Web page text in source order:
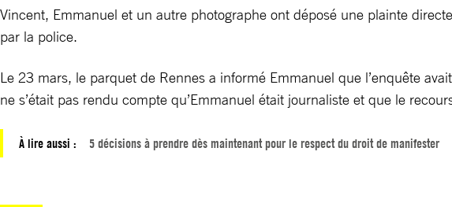
Vincent, Emmanuel et un autre photographe ont déposé une plainte
par la police.
Le 23 mars, le parquet de Rennes a informé Emmanuel que l’enquête
ne s’était pas rendu compte qu’Emmanuel était journaliste et que le
À lire aussi : 5 décisions à prendre dès maintenant pour le respect du droit de manifester